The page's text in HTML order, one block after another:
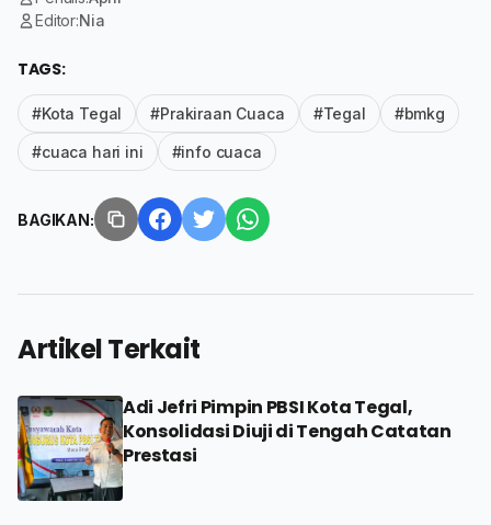
Editor:Nia
TAGS:
#Kota Tegal #Prakiraan Cuaca #Tegal #bmkg
#cuaca hari ini #info cuaca
BAGIKAN:
Artikel Terkait
Adi Jefri Pimpin PBSI Kota Tegal,
Konsolidasi Diuji di Tengah Catatan
Prestasi